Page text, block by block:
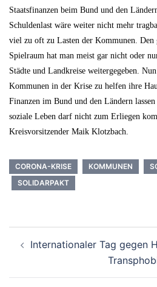
Staatsfinanzen beim Bund und den
Schuldenlast wäre weiter nicht mehr
viel zu oft zu Lasten der Kommunen. Den
Spielraum hat man meist gar nicht oder
Städte und Landkreise weitergegeben.
Kommunen in der Krise zu helfen ihre
Finanzen im Bund und den Ländern
soziale Leben darf nicht zum Erliegen
Kreisvorsitzender Maik Klotzbach.
CORONA-KRISE KOMMUNEN
SOLIDARPAKT
Navigation
Internationaler Tag gegen